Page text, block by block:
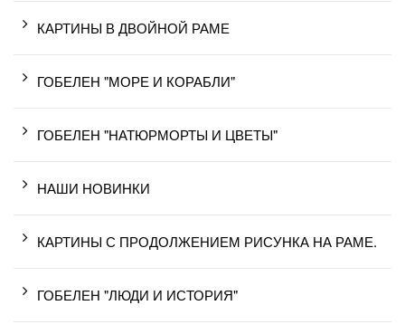
КАРТИНЫ В ДВОЙНОЙ РАМЕ
ГОБЕЛЕН "МОРЕ И КОРАБЛИ"
ГОБЕЛЕН "НАТЮРМОРТЫ И ЦВЕТЫ"
НАШИ НОВИНКИ
КАРТИНЫ С ПРОДОЛЖЕНИЕМ РИСУНКА НА РАМЕ.
ГОБЕЛЕН "ЛЮДИ И ИСТОРИЯ"